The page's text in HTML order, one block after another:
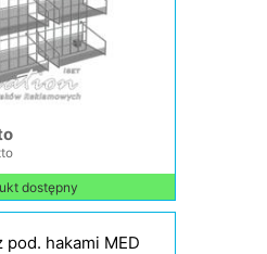
dostępny
hakami MED